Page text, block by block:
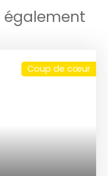
également
Coup de cœur